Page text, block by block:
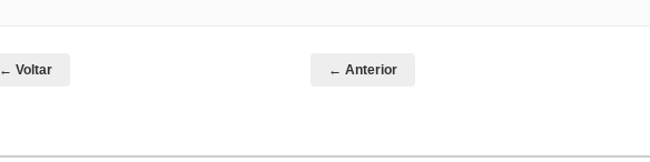
← Voltar ← Anterior